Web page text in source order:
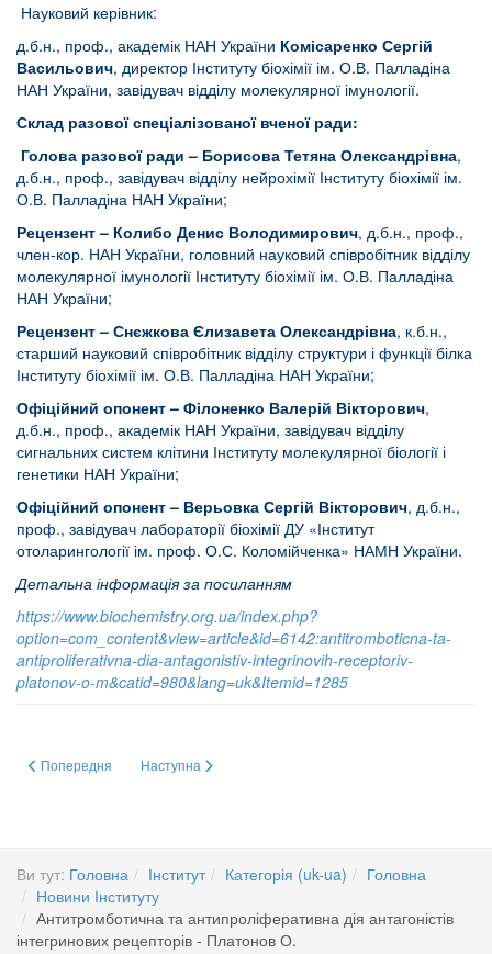
Науковий керівник:
д.б.н., проф., академік НАН України Комісаренко Сергій
Васильович, директор Інституту біохімії ім. О.В. Палладіна
НАН України, завідувач відділу молекулярної імунології.
Склад разової спеціалізованої вченої ради:
Голова разової ради – Борисова Тетяна Олександрівна,
д.б.н., проф., завідувач відділу нейрохімії Інституту біохімії ім.
О.В. Палладіна НАН України;
Рецензент – Колибо Денис Володимирович, д.б.н., проф.,
член-кор. НАН України, головний науковий співробітник відділу
молекулярної імунології Інституту біохімії ім. О.В. Палладіна
НАН України;
Рецензент – Снєжкова Єлизавета Олександрівна, к.б.н.,
старший науковий співробітник відділу структури і функції білка
Інституту біохімії ім. О.В. Палладіна НАН України;
Офіційний опонент – Філоненко Валерій Вікторович,
д.б.н., проф., академік НАН України, завідувач відділу
сигнальних систем клітини Інституту молекулярної біології і
генетики НАН України;
Офіційний опонент – Верьовка Сергій Вікторович, д.б.н.,
проф., завідувач лабораторії біохімії ДУ «Інститут
отоларингології ім. проф. О.С. Коломійченка» НАМН України.
Детальна інформація за посиланням
https://www.biochemistry.org.ua/index.php?
option=com_content&view=article&id=6142:antitromboticna-ta-
antiproliferativna-dia-antagonistiv-integrinovih-receptoriv-
platonov-o-m&catid=980&lang=uk&Itemid=1285
Попередня стаття: Дослідження структури та функцій αС-регіонів та
Попередня Наступна стаття: Пресреліз - Шлях до Антарктики
Наступна
Ви тут: Головна Інститут Категорія (uk-ua)
Головна
Новини Інституту
Антитромботична та антипроліферативна дія антагоністів
інтегринових рецепторів - Платонов О.